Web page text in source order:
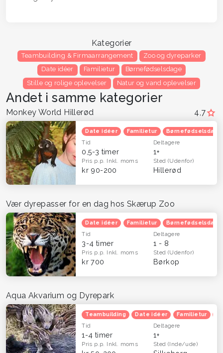
Kategorier
Teambuilding & Firmaarrangement
Zoo og dyreparker
Date idéer
Familietur
Børnefødselsdage
Stille og rolige oplevelser
Natur og vand oplevelser
Andet i samme kategorier
4,7
Monkey World Hillerød
Date idéer Familietur Børnefødselsdag
Tid
0,5-3 timer
Deltagere
1+
Pris p.p. Inkl. moms
kr 90-200
Sted(Udenfor)
Hillerød
Vær dyrepasser for en dag hos Skærup Zoo
Date idéer Familietur Børnefødselsdag
Tid
3-4 timer
Deltagere
1 - 8
Pris p.p. Inkl. moms
kr 700
Sted(Udenfor)
Børkop
Aqua Akvarium og Dyrepark
Teambuilding Date idéer Familietur
Tid
1-4 timer
Deltagere
1+
Pris p.p. Inkl. moms Sted(Inde/ude)